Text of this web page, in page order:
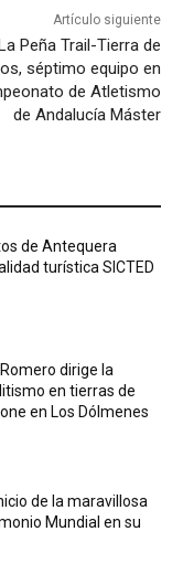
Artículo siguiente
Peña Trail-Tierra de
séptimo equipo en
de Atletismo
de Andalucía Máster
de Antequera
turística SICTED
dirige la
en tierras de
en Los Dólmenes
de la maravillosa
Mundial en su